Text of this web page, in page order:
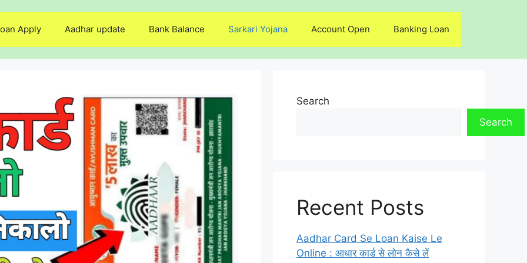
Apply Aadhar update Bank Balance Sarkari Yojana Account Open Banking Loan
Search
Search
Recent Posts
Aadhar Card Se Loan Kaise Le
Online : आधार कार्ड से लोन कैसे लें